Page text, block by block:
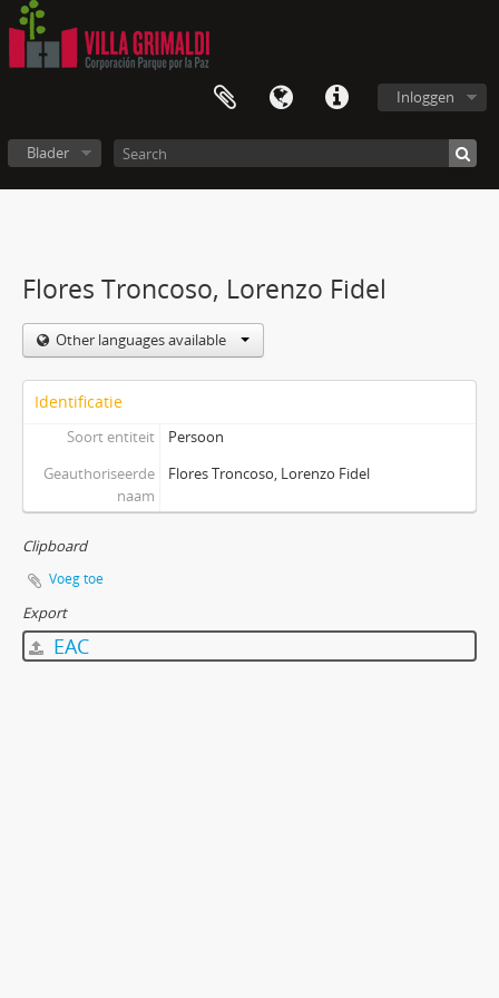
Inloggen
Blader
Flores Troncoso, Lorenzo Fidel
Other languages available
Identificatie
Soort entiteit
Persoon
Geauthoriseerde
naam
Flores Troncoso, Lorenzo Fidel
Clipboard
Voeg toe
Export
EAC